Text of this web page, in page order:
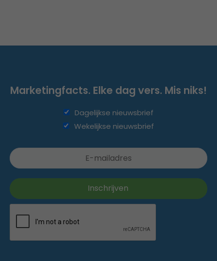
Marketingfacts. Elke dag vers. Mis niks!
Dagelijkse nieuwsbrief
Wekelijkse nieuwsbrief